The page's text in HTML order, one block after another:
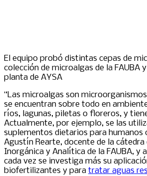
El equipo probó distintas cepas de
colección de microalgas de la FAUBA
planta de AYSA
“Las microalgas son
se encuentran sobre todo en
ríos, lagunas, piletas o floreros, y
Actualmente, por ejemplo, se las
suplementos dietarios para humanos
Agustín Rearte, docente de la cátedra
Inorgánica y Analítica de la FAUBA, y
cada vez se investiga más su
biofertilizantes y para tratar aguas